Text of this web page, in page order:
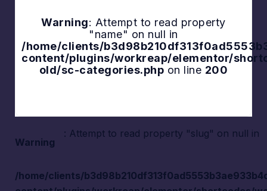
Warning: Attempt to read property
"name" on null in
/home/clients/
content/plugins/workreap/elementor/
old/sc-categories.php on line 200
Explore
Warning
: Attempt to read property "slug" on null in
/home/clients/